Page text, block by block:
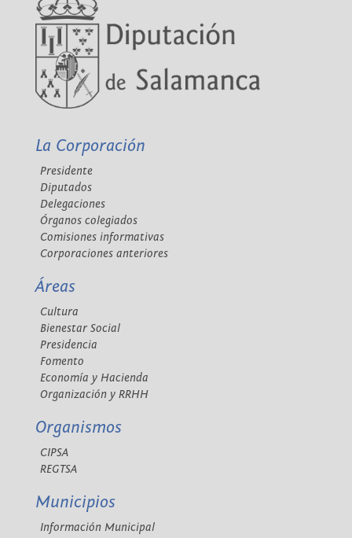
La Corporación
Presidente
Diputados
Delegaciones
Órganos colegiados
Comisiones informativas
Corporaciones anteriores
Áreas
Cultura
Bienestar Social
Presidencia
Fomento
Economía y Hacienda
Organización y RRHH
Organismos
CIPSA
REGTSA
Municipios
Información Municipal